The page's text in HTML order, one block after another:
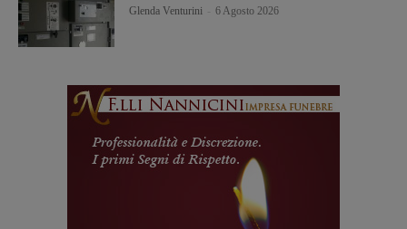
Glenda Venturini 6 Agosto 2026